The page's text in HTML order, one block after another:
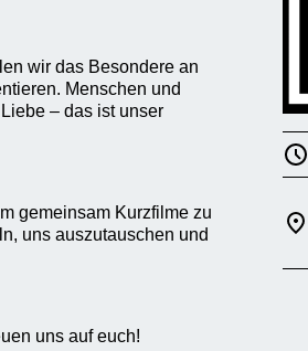
wir das Besondere an
Menschen und
– das ist unser
gemeinsam Kurzfilme zu
uns auszutauschen und
uns auf euch!